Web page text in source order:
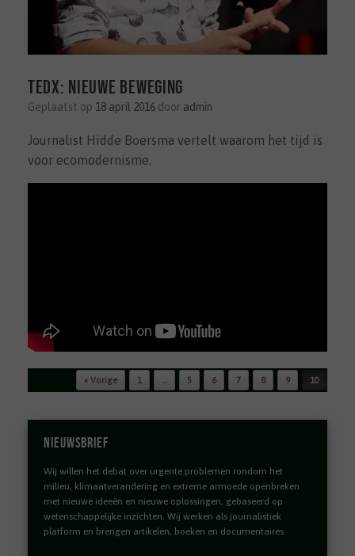
TEDx: Nieuwe beweging
Geplaatst op 18 april 2016 door admin
Journalist Hidde Boersma vertelt waarom het tijd is
voor ecomodernisme.
Bericht navigatie« Vorige 1 5 6 7 8 9 10
Nieuwsbrief
Wij willen het debat over urgente problemen rondom het
milieu, klimaatverandering en extreme armoede openbreken
met nieuwe ideeën en nieuwe oplossingen, gebaseerd op
wetenschappelijke inzichten. Wij werken als journalistiek
platform en brengen artikelen, boeken en documentaires.